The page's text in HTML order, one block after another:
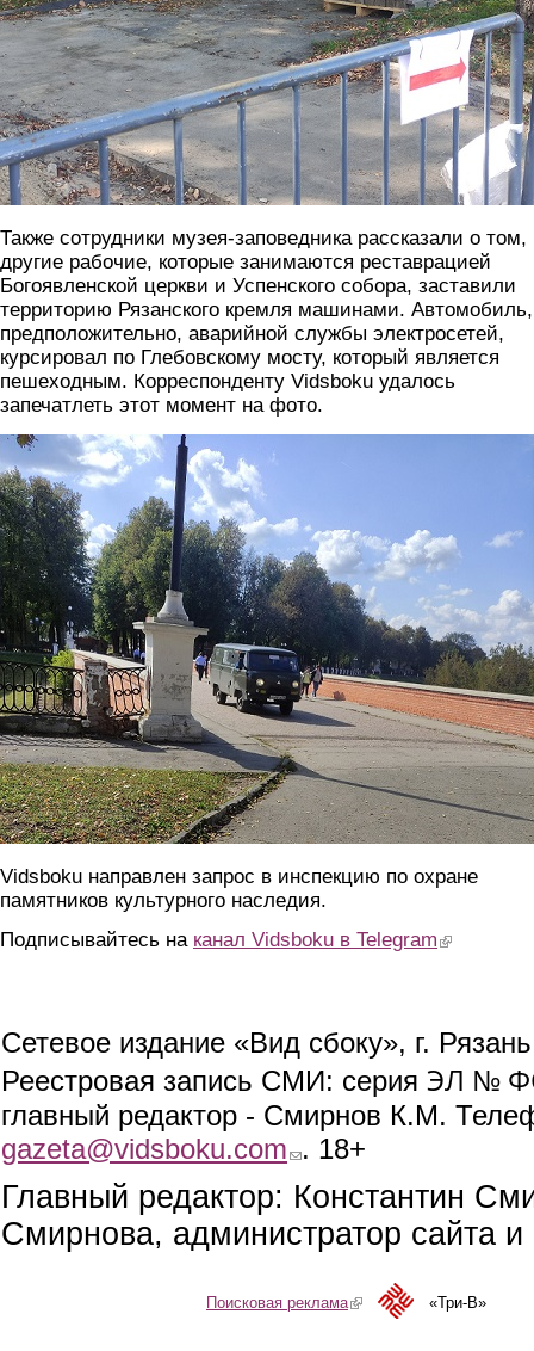
Также сотрудники музея-заповедника рассказали о том,
другие рабочие, которые занимаются реставрацией
Богоявленской церкви и Успенского собора, заставили
территорию Рязанского кремля машинами. Автомобиль,
предположительно, аварийной службы электросетей,
курсировал по Глебовскому мосту, который является
пешеходным. Корреспонденту Vidsboku удалось
запечатлеть этот момент на фото.
most5.jpg
Vidsboku направлен запрос в инспекцию по охране
памятников культурного наследия.
Подписывайтесь на канал Vidsboku в Telegram (link is
Сетевое издание «Вид сбоку», г.
Реестровая запись СМИ: серия ЭЛ №
главный редактор - Смирнов К.М.
gazeta@vidsboku.com (link sends e-mail)
. 18+
Главный редактор: Константин
Смирнова, администратор сайта
Поисковая реклама(link is external)«Три-В»